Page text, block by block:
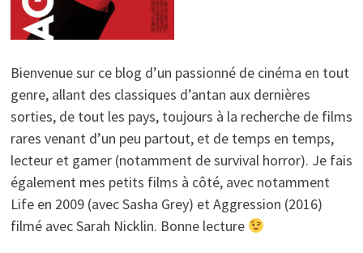
Bienvenue sur ce blog d’un passionné de cinéma en tout
genre, allant des classiques d’antan aux dernières
sorties, de tout les pays, toujours à la recherche de films
rares venant d’un peu partout, et de temps en temps,
lecteur et gamer (notamment de survival horror). Je fais
également mes petits films à côté, avec notamment
Life en 2009 (avec Sasha Grey) et Aggression (2016)
filmé avec Sarah Nicklin. Bonne lecture